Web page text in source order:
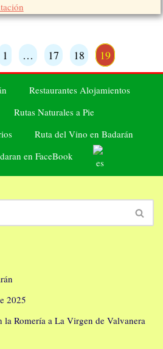
1 … 17 18 19
Restaurantes Alojamientos
Rutas Naturales a Pie
Ruta del Vino en Badarán
en FaceBook
2025
la Romería a La Virgen de Valvanera